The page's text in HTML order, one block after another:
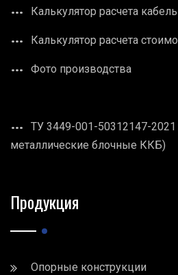
Калькулятор расчета
Калькулятор расчета
Фото производства
ТУ 3449-001-50312147-
металлические блочные ККБ)
Продукция
Опорные конструкции